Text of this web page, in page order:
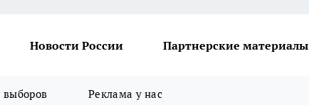
Новости России Партнерские материалы
выборов Реклама у нас